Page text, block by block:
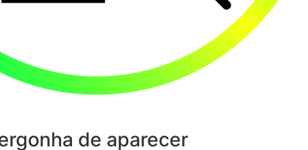
de aparecer